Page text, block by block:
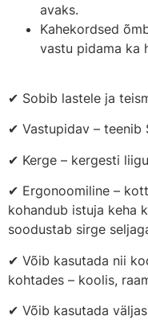
avaks.
Kahekordsed
vastu pidama ka
✔ Sobib lastele ja
✔ Vastupidav – teenib
✔ Kerge – kergesti
✔ Ergonoomiline –
kohandub istuja keha
soodustab sirge
✔ Võib kasutada nii
kohtades – koolis,
✔ Võib kasutada